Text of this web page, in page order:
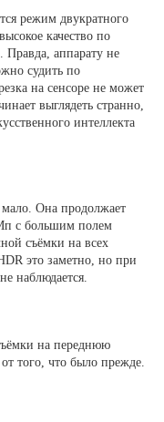
режим двукратного
качество по
аппарату не
судить по
на сенсоре не может
выглядеть странно,
интеллекта
мало. Она продолжает
с большим полем
съёмки на всех
это заметно, но при
наблюдается.
на переднюю
того, что было прежде.